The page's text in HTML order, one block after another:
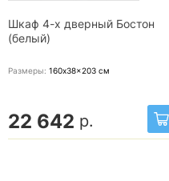
Шкаф 4-х дверный Бостон
(белый)
Размеры: 160x38x203 см
22 642 р.